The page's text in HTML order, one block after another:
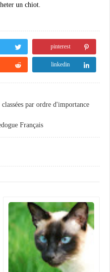
un chiot.
pinterest
linkedin
par ordre d'importance
Français